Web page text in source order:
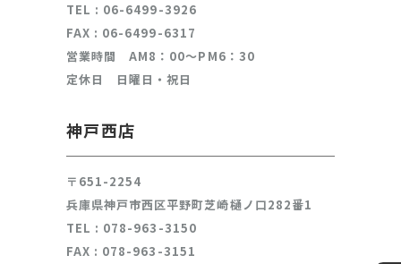
TEL : 06-6499-3926
FAX : 06-6499-6317
営業時間 AM8：00～PM6：30
定休日 日曜日・祝日
神戸西店
〒651-2254
兵庫県神戸市西区平野町芝崎樋ノ口282番1
TEL : 078-963-3150
FAX : 078-963-3151